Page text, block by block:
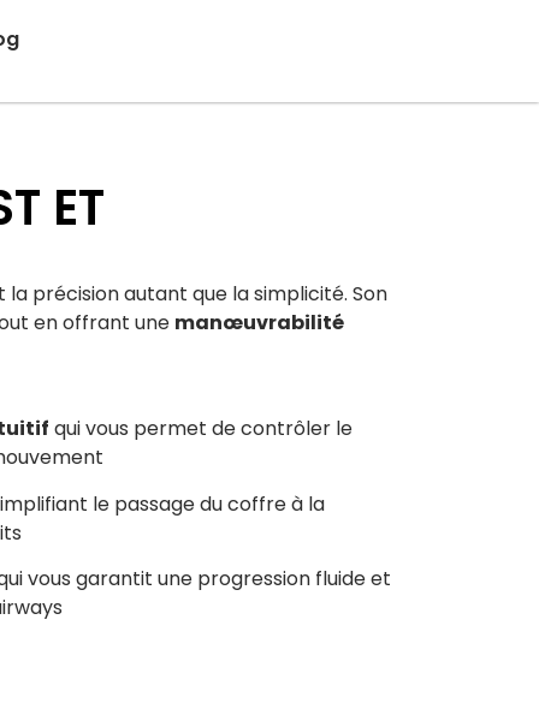
ET
la précision autant que la simplicité. Son
en offrant une manœuvrabilité
qui vous permet de contrôler le
le passage du coffre à la
vous garantit une progression fluide et